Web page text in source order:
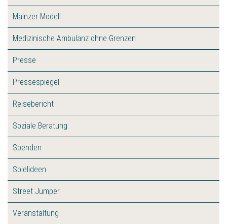
Mainzer Modell
Medizinische Ambulanz ohne Grenzen
Presse
Pressespiegel
Reisebericht
Soziale Beratung
Spenden
Spielideen
Street Jumper
Veranstaltung